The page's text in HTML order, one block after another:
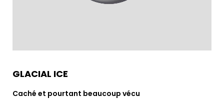
GLACIAL ICE
Caché et pourtant beaucoup vécu